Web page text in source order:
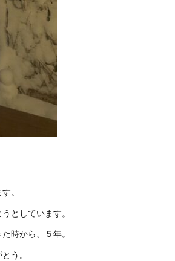
。
としています。
時から、５年。
う。